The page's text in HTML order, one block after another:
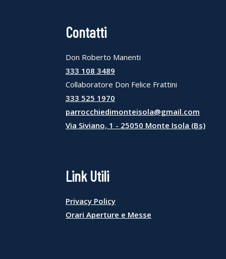
Contatti
Don Roberto Manenti
333 108 3489
Collaboratore Don Felice Frattini
333 525 1970
parrocchiedimonteisola@gmail.com
Via Siviano, 1 - 25050 Monte Isola (Bs)
Link Utili
Privacy Policy
Orari Aperture e Messe